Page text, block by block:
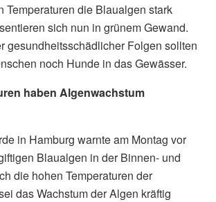
Temperaturen die Blaualgen stark
sich nun in grünem Gewand.
gesundheitsschädlicher Folgen sollten
noch Hunde in das Gewässer.
haben Algenwachstum
in Hamburg warnte am Montag vor
Blaualgen in der Binnen- und
die hohen Temperaturen der
das Wachstum der Algen kräftig